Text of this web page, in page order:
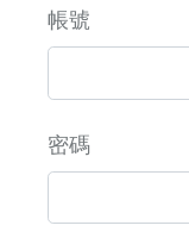
帳號
密碼